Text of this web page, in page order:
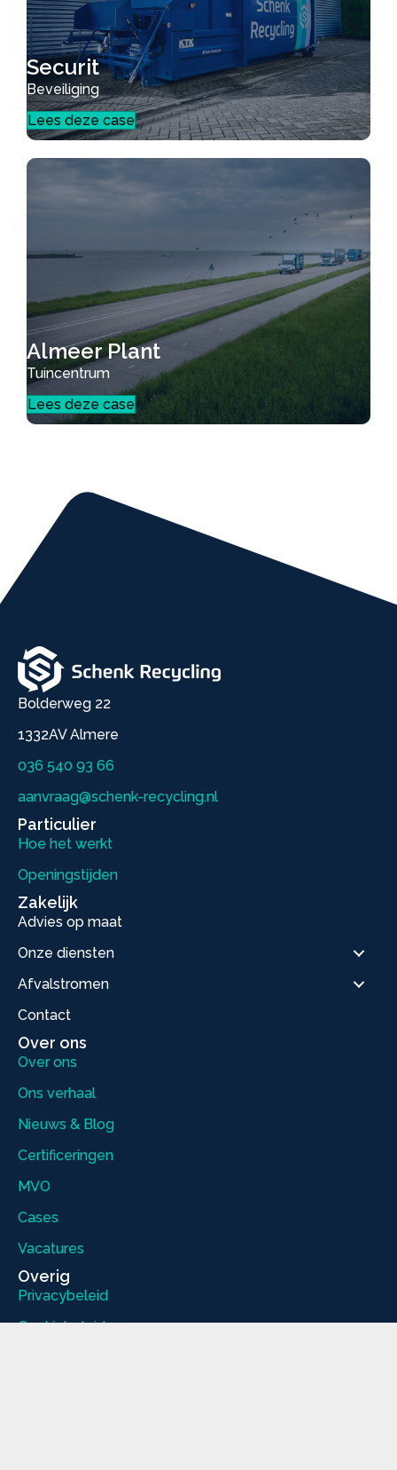
Securit
Beveiliging
Lees deze case
Almeer Plant
Tuincentrum
Lees deze case
Bolderweg 22
1332AV Almere
036 540 93 66
aanvraag@schenk-recycling.nl
Particulier
Hoe het werkt
Openingstijden
Zakelijk
Advies op maat
Onze diensten
Afvalstromen
Contact
Over ons
Over ons
Ons verhaal
Nieuws & Blog
Certificeringen
MVO
Cases
Vacatures
Overig
Privacybeleid
Cookiebeleid